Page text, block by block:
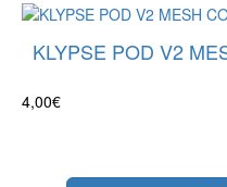
KLYPSE POD V2
4,00€